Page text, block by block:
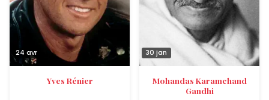
24 avr
Yves Rénier
30 jan
Mohandas Karamchand
Gandhi